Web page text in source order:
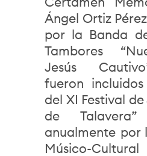
Ángel Ortiz
por la Banda
Tambores
Jesús
fueron
del XI Festival
de Talavera”
anualmente por
Músico-Cultural